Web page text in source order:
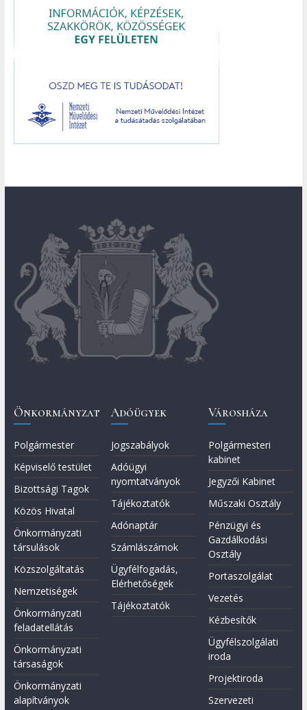
Önkormányzat
Polgármester
Képviselő testület
Bizottsági Tagok
Közös Hivatal
Önkormányzati
társulások
Közszolgáltatás
Nemzetiségek
Önkormányzati
feladatellátás
Önkormányzati
társaságok
Önkormányzati
alapítványok
Adóügyek
Jogszabályok
Adóügyi
nyomtatványok
Tájékoztatók
Adónaptár
Számlászámok
Ügyfélfogadás,
Elérhetőségek
Tájékoztatók
Városháza
Polgármesteri
kabinet
Jegyzői Kabinet
Műszaki Osztály
Pénzügyi és
Gazdálkodási
Osztály
Portaszolgálat
Vezetés
Kézbesítők
Ügyfélszolgálati
iroda
Projektiroda
Szervezeti